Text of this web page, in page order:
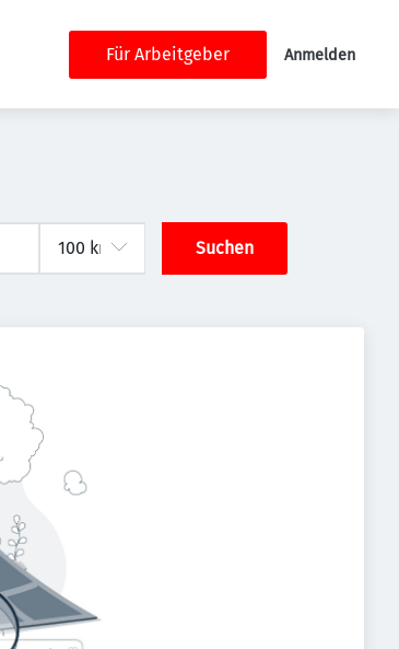
Für Arbeitgeber Anmelden
Suchen